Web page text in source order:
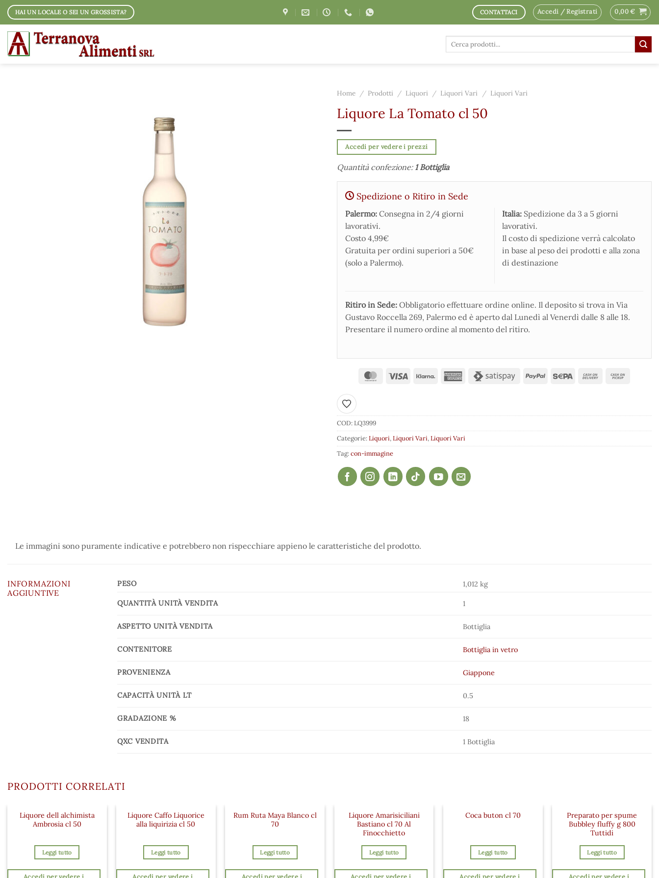
Salta
contenuti
HAI UN LOCALE O SEI UN GROSSISTA? CONTATTACI Accedi / Registrati 0,00€
Cerca:
Home / Prodotti / Liquori / Liquori Vari / Liquori Vari
Liquore La Tomato cl 50
Accedi per vedere i prezzi
Quantità confezione: 1 Bottiglia
Spedizione o Ritiro in Sede
Palermo: Consegna in 2/4 giorni
lavorativi.
Costo 4,99€
Gratuita per ordini superiori a 50€
(solo a Palermo).
Italia: Spedizione da 3 a 5 giorni
lavorativi.
Il costo di spedizione verrà calcolato
in base al peso dei prodotti e alla zona
di destinazione
Ritiro in Sede: Obbligatorio effettuare ordine online. Il deposito si trova in Via
Gustavo Roccella 269, Palermo ed è aperto dal Lunedì al Venerdì dalle 8 alle 18.
Presentare il numero ordine al momento del ritiro.
Aggiungi ai preferiti
COD:LQ3999
Categorie:Liquori,Liquori Vari,Liquori Vari
Tag:con-immagine
Le immagini sono puramente indicative e potrebbero non rispecchiare appieno le caratteristiche del prodotto.
INFORMAZIONI
AGGIUNTIVE
PESO 1,012 kg
QUANTITÀ UNITÀ VENDITA 1
ASPETTO UNITÀ VENDITA Bottiglia
CONTENITORE Bottiglia in vetro
PROVENIENZA Giappone
CAPACITÀ UNITÀ LT 0.5
GRADAZIONE % 18
QXC VENDITA 1 Bottiglia
PRODOTTI CORRELATI
Liquore dell alchimista
Ambrosia cl 50
Leggi tutto
Liquore Caffo Liquorice
alla liquirizia cl 50
Leggi tutto
Rum Ruta Maya Blanco cl
70
Leggi tutto
Liquore Amarisiciliani
Bastiano cl 70 Al
Finocchietto
Leggi tutto
Coca buton cl 70
Leggi tutto
Preparato per spume
Bubbley fluffy g 800
Tuttidi
Leggi tutto